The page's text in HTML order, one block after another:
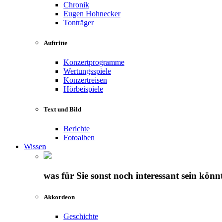
Chronik
Eugen Hohnecker
Tonträger
Auftritte
Konzertprogramme
Wertungsspiele
Konzertreisen
Hörbeispiele
Text und Bild
Berichte
Fotoalben
Wissen
was für Sie sonst noch interessant sein
Akkordeon
Geschichte